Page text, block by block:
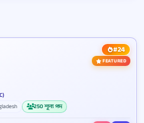
#24
FEATURED
250 শূন্য পদ